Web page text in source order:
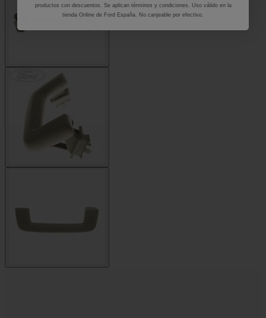
productos con descuentos. Se aplican términos y condiciones. Uso válido en la
tienda Online de Ford España. No canjeable por efectivo.